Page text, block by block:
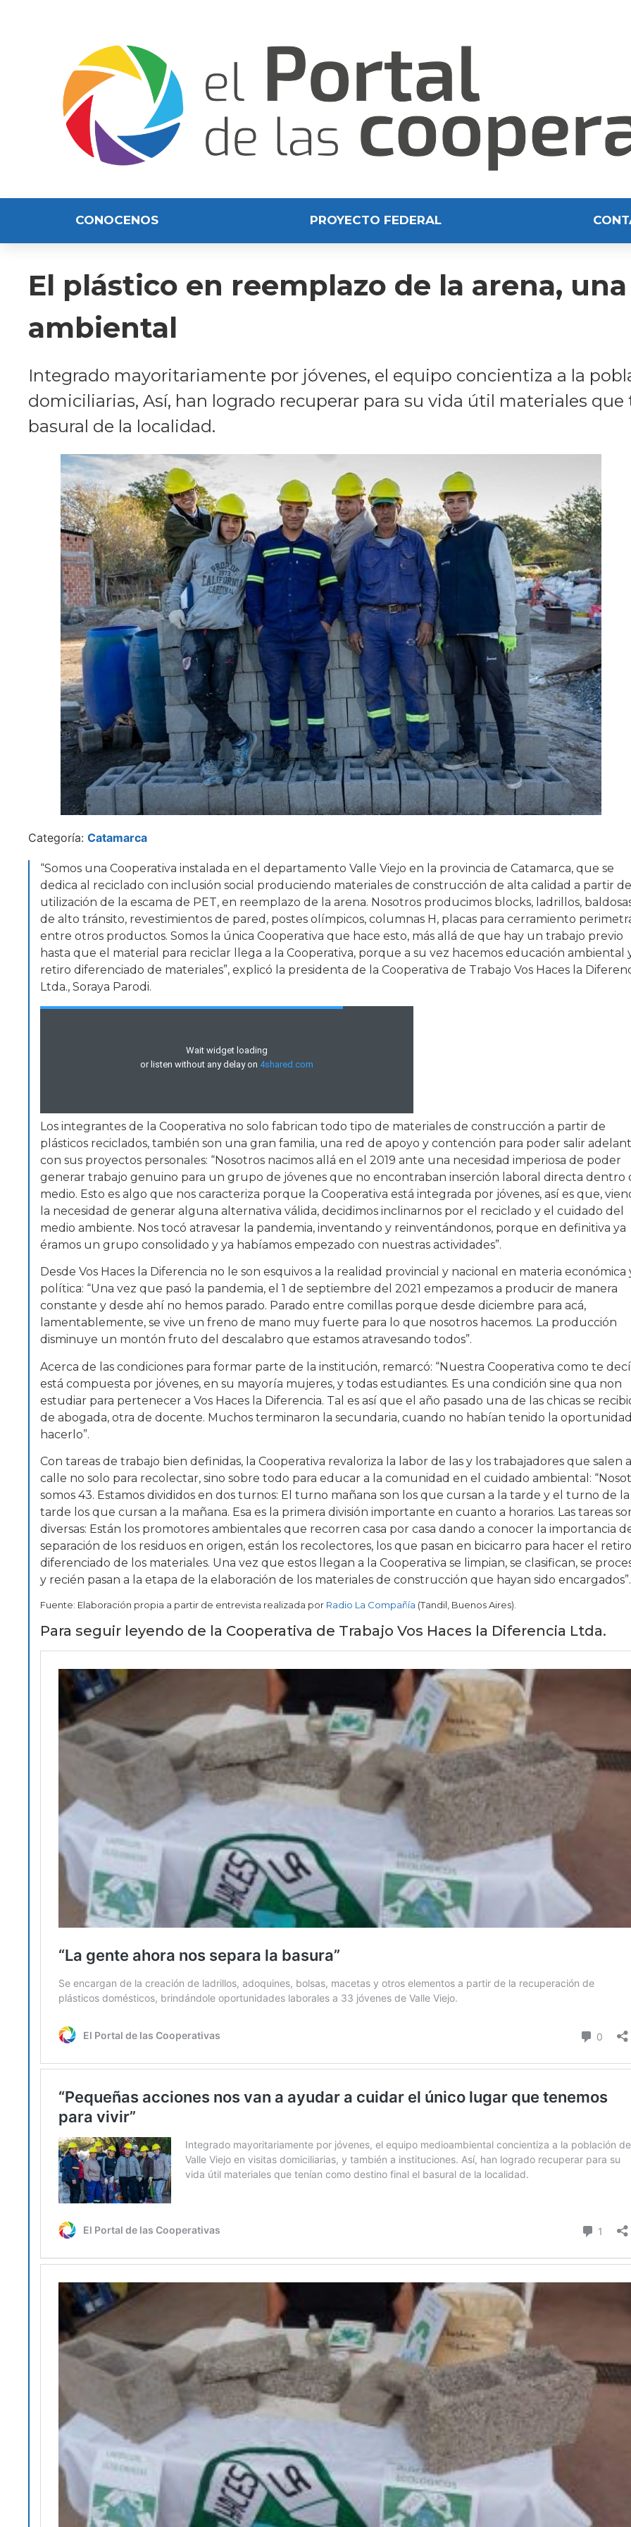
CONOCENOS PROYECTO FEDERAL
El plástico en reemplazo de la arena,
ambiental
Integrado mayoritariamente por jóvenes, el equipo concientiza a la
domiciliarias, Así, han logrado recuperar para su vida útil materiales
basural de la localidad.
Categoría: Catamarca
“Somos una Cooperativa instalada en el departamento Valle Viejo en la provincia de Catamarca, que se
dedica al reciclado con inclusión social produciendo materiales de construcción de alta calidad a partir
utilización de la escama de PET, en reemplazo de la arena. Nosotros producimos blocks, ladrillos,
de alto tránsito, revestimientos de pared, postes olímpicos, columnas H, placas para cerramiento
entre otros productos. Somos la única Cooperativa que hace esto, más allá de que hay un trabajo previo
hasta que el material para reciclar llega a la Cooperativa, porque a su vez hacemos educación ambiental
retiro diferenciado de materiales”, explicó la presidenta de la Cooperativa de Trabajo Vos Haces la
Ltda., Soraya Parodi.
Los integrantes de la Cooperativa no solo fabrican todo tipo de materiales de construcción a partir de
plásticos reciclados, también son una gran familia, una red de apoyo y contención para poder salir
con sus proyectos personales: “Nosotros nacimos allá en el 2019 ante una necesidad imperiosa de poder
generar trabajo genuino para un grupo de jóvenes que no encontraban inserción laboral directa dentro
medio. Esto es algo que nos caracteriza porque la Cooperativa está integrada por jóvenes, así es que,
la necesidad de generar alguna alternativa válida, decidimos inclinarnos por el reciclado y el cuidado del
medio ambiente. Nos tocó atravesar la pandemia, inventando y reinventándonos, porque en definitiva ya
éramos un grupo consolidado y ya habíamos empezado con nuestras actividades”.
Desde Vos Haces la Diferencia no le son esquivos a la realidad provincial y nacional en materia económica
política: “Una vez que pasó la pandemia, el 1 de septiembre del 2021 empezamos a producir de manera
constante y desde ahí no hemos parado. Parado entre comillas porque desde diciembre para acá,
lamentablemente, se vive un freno de mano muy fuerte para lo que nosotros hacemos. La producción
disminuye un montón fruto del descalabro que estamos atravesando todos”.
Acerca de las condiciones para formar parte de la institución, remarcó: “Nuestra Cooperativa como te
está compuesta por jóvenes, en su mayoría mujeres, y todas estudiantes. Es una condición sine qua non
estudiar para pertenecer a Vos Haces la Diferencia. Tal es así que el año pasado una de las chicas se
de abogada, otra de docente. Muchos terminaron la secundaria, cuando no habían tenido la
hacerlo”.
Con tareas de trabajo bien definidas, la Cooperativa revaloriza la labor de las y los trabajadores que salen
calle no solo para recolectar, sino sobre todo para educar a la comunidad en el cuidado ambiental:
somos 43. Estamos divididos en dos turnos: El turno mañana son los que cursan a la tarde y el turno de la
tarde los que cursan a la mañana. Esa es la primera división importante en cuanto a horarios. Las tareas
diversas: Están los promotores ambientales que recorren casa por casa dando a conocer la importancia
separación de los residuos en origen, están los recolectores, los que pasan en bicicarro para hacer el retiro
diferenciado de los materiales. Una vez que estos llegan a la Cooperativa se limpian, se clasifican, se
y recién pasan a la etapa de la elaboración de los materiales de construcción que hayan sido encargados”.
Fuente: Elaboración propia a partir de entrevista realizada por Radio La Compañía (Tandil, Buenos Aires).
Para seguir leyendo de la Cooperativa de Trabajo Vos Haces la Diferencia Ltda.